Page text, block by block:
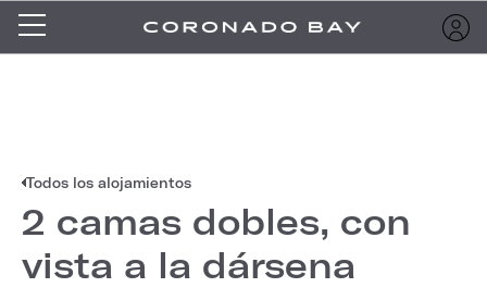
Todos los alojamientos
2 camas dobles, con
vista a la dársena